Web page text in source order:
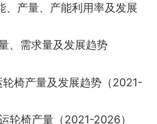
、产量、产能利用率及发展
、需求量及发展趋势
椅产量及发展趋势（2021-
轮椅产量（2021-2026）